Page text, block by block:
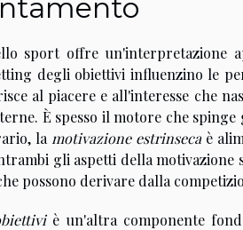
sport offre un'interpretazione
degli obiettivi influenzino le
al piacere e all'interesse che
È spesso il motore che
la motivazione estrinsecaè
gli aspetti della
possono derivare dalla
è un'altra componente